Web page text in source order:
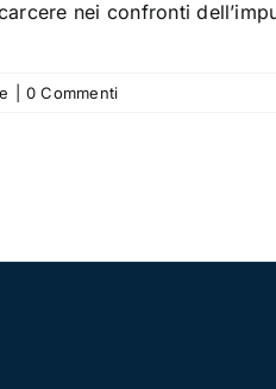
nei confronti
0 Commenti